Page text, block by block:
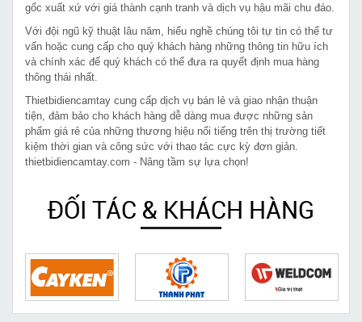
gốc xuất xứ với giá thành cạnh tranh và dịch vụ hậu mãi chu đáo.
Với đội ngũ kỹ thuật lâu năm, hiểu nghề chúng tôi tự tin có thể tư
vấn hoặc cung cấp cho quý khách hàng những thông tin hữu ích
và chính xác để quý khách có thể đưa ra quyết định mua hàng
thông thái nhất.
Thietbidiencamtay cung cấp dịch vụ bán lẻ và giao nhận thuận
tiện, đảm bảo cho khách hàng dễ dàng mua được những sản
phẩm giá rẻ của những thương hiệu nổi tiếng trên thị trường tiết
kiệm thời gian và công sức với thao tác cực kỳ đơn giản.
thietbidiencamtay.com - Nâng tầm sự lựa chọn!
ĐỐI TÁC & KHÁCH HÀNG